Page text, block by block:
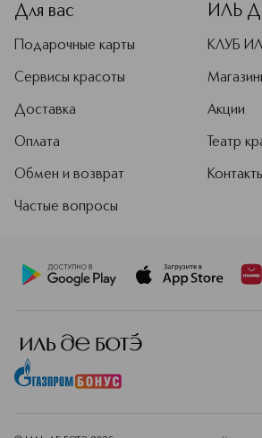
Для вас
Подарочные карты
Сервисы красоты
Доставка
Оплата
Обмен и возврат
Частые вопросы
ИЛЬ
КЛУБ
Акции
Театр